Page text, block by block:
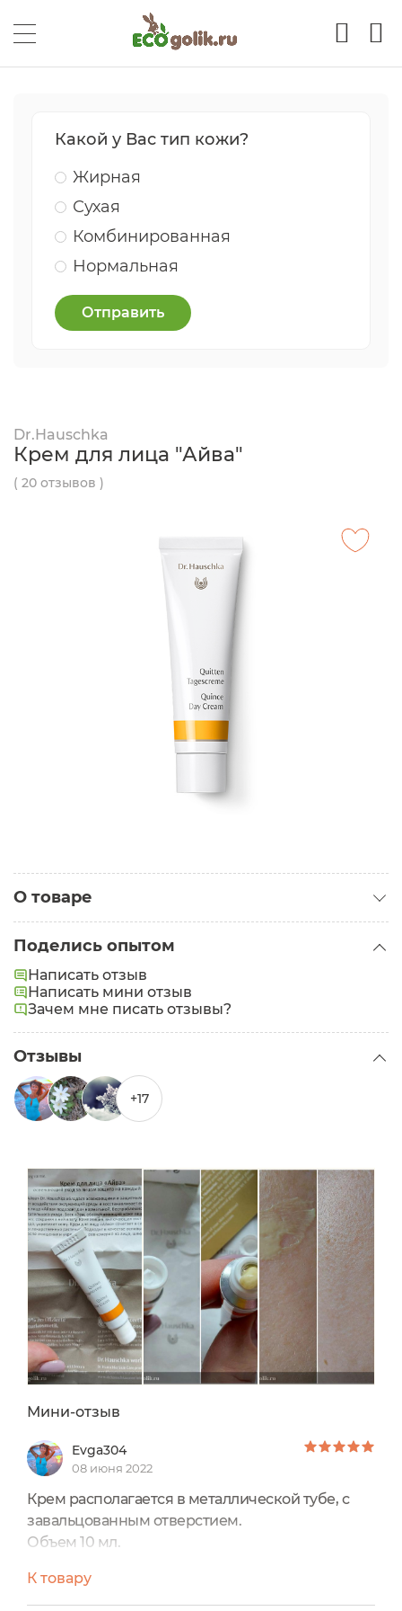
Какой у Вас тип кожи?
Жирная
Сухая
Комбинированная
Нормальная
Отправить
Dr.Hauschka
Крем для лица "Айва"
( 20 отзывов )
О товаре
Тип кожи:
Нормальная
Задачи:
Увлажнение,Питание
Поделись опытом
Написать отзыв
Написать мини отзыв
Зачем мне писать отзывы?
Отзывы
+17
Мини-отзыв
Evga304
08 июня 2022
Крем располагается в металлической тубе, с
завальцованным отверстием.
Объем 10 мл.
приятная легко-питательная консистенция.
Аромат цветочный, сладенький, не резкий и не
К товару